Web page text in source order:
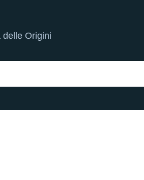
Origini